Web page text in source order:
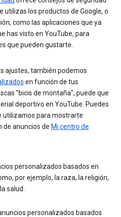
utilizas los productos de Google, o
como las aplicaciones que ya
has visto en YouTube, para
que pueden gustarte.
ajustes, también podemos
en función de tus
"bicis de montaña", puede que
deportivo en YouTube. Puedes
utilizamos para mostrarte
de anuncios de Mi centro de
personalizados basados en
por ejemplo, la raza, la religión,
salud.
personalizados basados